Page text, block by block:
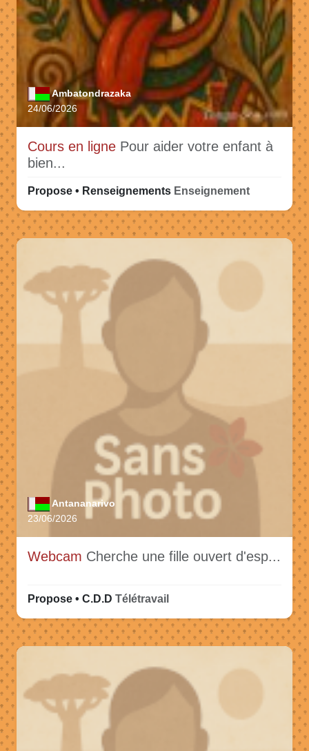
Ambatondrazaka
24/06/2026
Cours en ligne Pour aider votre enfant à
bien...
Propose • Renseignements Enseignement
Antananarivo
23/06/2026
Webcam Cherche une fille ouvert d'esp...
Propose • C.D.D Télétravail